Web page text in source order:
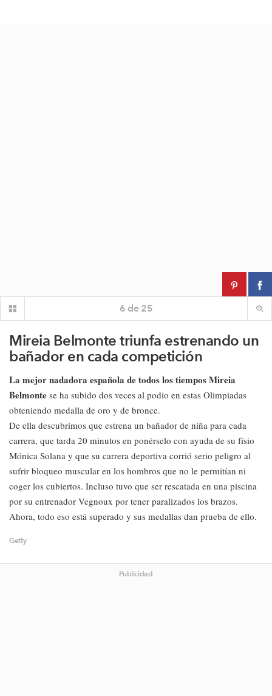
6 de 25
Mireia Belmonte triunfa estrenando un
bañador en cada competición
La mejor nadadora española de todos los tiempos Mireia
Belmonte se ha subido dos veces al podio en estas Olimpiadas
obteniendo medalla de oro y de bronce.
De ella descubrimos que estrena un bañador de niña para cada
carrera, que tarda 20 minutos en ponérselo con ayuda de su físio
Mónica Solana y que su carrera deportiva corrió serio peligro al
sufrir bloqueo muscular en los hombros que no le permitían ni
coger los cubiertos. Incluso tuvo que ser rescatada en una piscina
por su entrenador Vegnoux por tener paralizados los brazos.
Ahora, todo eso está superado y sus medallas dan prueba de ello.
Getty
Publicidad